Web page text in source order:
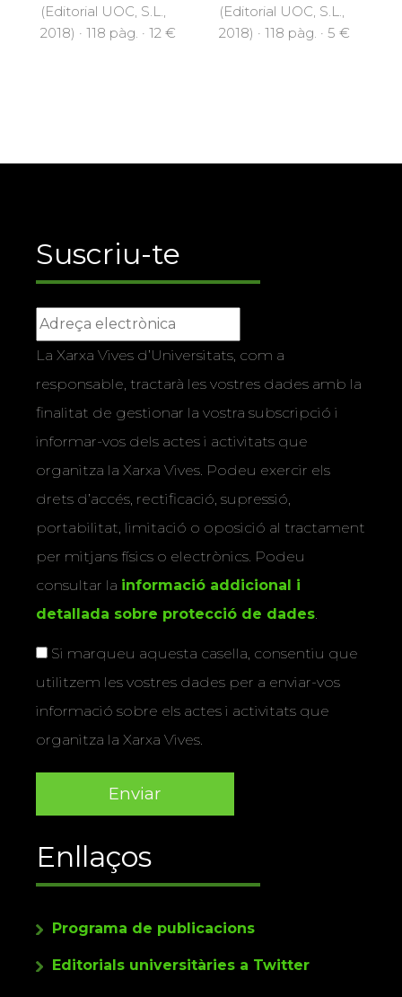
(Editorial UOC, S.L.,
2018) · 118 pàg. · 12 €
(Editorial UOC, S.L.,
2018) · 118 pàg. · 5 €
Suscriu-te
La Xarxa Vives d’Universitats, com a
responsable, tractarà les vostres dades amb la
finalitat de gestionar la vostra subscripció i
informar-vos dels actes i activitats que
organitza la Xarxa Vives. Podeu exercir els
drets d’accés, rectificació, supressió,
portabilitat, limitació o oposició al tractament
per mitjans físics o electrònics. Podeu
consultar la informació addicional i
detallada sobre protecció de dades.
Si marqueu aquesta casella, consentiu que
utilitzem les vostres dades per a enviar-vos
informació sobre els actes i activitats que
organitza la Xarxa Vives.
Enllaços
Programa de publicacions
Editorials universitàries a Twitter